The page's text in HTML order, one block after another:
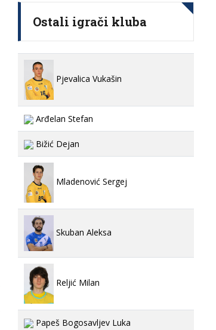
Ostali igrači kluba
Pjevalica Vukašin
Arđelan Stefan
Bižić Dejan
Mladenović Sergej
Skuban Aleksa
Reljić Milan
Papeš Bogosavljev Luka